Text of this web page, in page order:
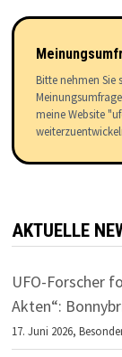
Bitte nehmen Sie
meine Website
AKTUELLE
UFO-Forscher
Akten“:
17. Juni 2026,